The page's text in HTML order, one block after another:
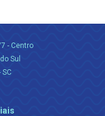
- Centro
Sul
SC